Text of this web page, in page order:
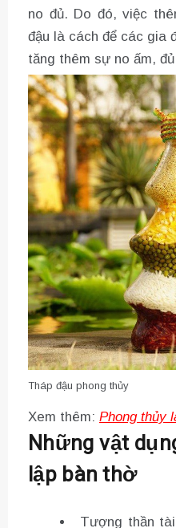
no đủ. Do đó, việc
đậu là cách để các gia
tăng thêm sự no ấm,
Tháp đậu phong thủy
Xem thêm: Phong thủy
Những vật
lập bàn thờ
Tượng thần